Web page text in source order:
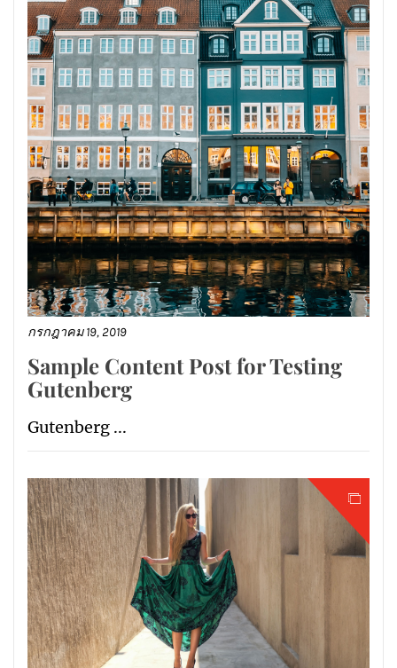
กรกฎาคม 19, 2019
Sample Content Post for Testing
Gutenberg
Gutenberg ...